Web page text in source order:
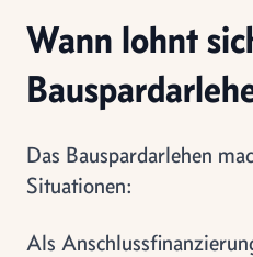
Wann lohnt
Das Bauspardarlehen
Situationen:
Als